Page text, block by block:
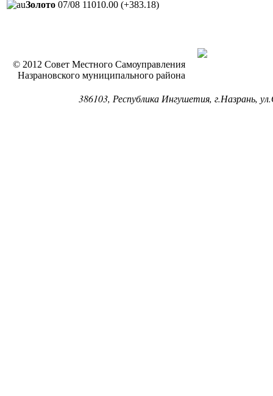
Золото 07/08 11010.00 (+383.18)
© 2012 Совет Местного Самоуправления
Назрановского муниципального района
386103, Республика Ингушетия, г.Назрань,